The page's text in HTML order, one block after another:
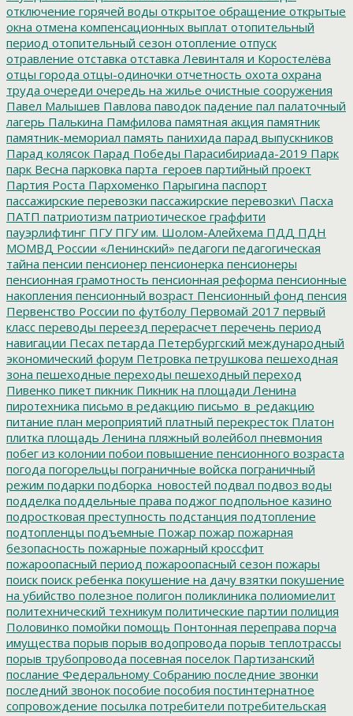
отключение горячей воды открытое обращение открытые
окна отмена компенсационных выплат отопительный
период отопительный сезон отопление отпуск
отравление отставка отставка Левинталя и Коростелёва
отцы города отцы-одиночки отчетность охота охрана
труда очереди очередь на жилье очистные сооружения
Павел Малышев Павлова паводок падение пал палаточный
лагерь Палькина Памфилова памятная акция памятник
памятник-мемориал память панихида парад выпускников
Парад колясок Парад Победы Парасибириада-2019 Парк
парк Весна парковка парта_героев партийный проект
Партия Роста Пархоменко Парыгина паспорт
пассажирские перевозки пассажирские перевозки\ Пасха
ПАТП патриотизм патриотическое граффити
пауэрлифтинг ПГУПГУ им. Шолом-Алейхема ПДД ПДН
МОМВД России «Ленинский» педагоги педагогическая
тайна пенсии пенсионер пенсионерка пенсионеры
пенсионная грамотность пенсионная реформа пенсионные
накопления пенсионный возраст Пенсионный фонд пенсия
Первенство России по футболу Первомай 2017 первый
класс переводы переезд перерасчет перечень период
навигации Песах петарда Петербургский международный
экономический форум Петровка петрушкова пешеходная
зона пешеходные переходы пешеходный переход
Пивенко пикет пикник Пикник на площади Ленина
пиротехника письмо в редакцию письмо_в_редакцию
питание план мероприятий платный перекресток Платон
плитка площадь Ленина пляжный волейбол пневмония
побег из колонии побои повышение пенсионного возраста
погода погорельцы пограничные войска пограничный
режим подарки подборка_новостей подвал подвоз воды
подделка поддельные права поджог подпольное казино
подростковая преступность подстанция подтопление
подтопленцы подъемные Пожар пожар пожарная
безопасность пожарные пожарный кроссфит
пожароопасный период пожароопасный сезон пожары
поиск поиск ребенка покушение на дачу взятки покушение
на убийство полезное полигон поликлиника полиомиелит
политехнический техникум политические партии полиция
Половинко помойки помощь Понтонная переправа порча
имущества порыв порыв водопровода порыв теплотрассы
порыв трубопровода посевная поселок Партизанский
послание Федеральному Собранию последние звонки
последний звонок пособие пособия постинтернатное
сопровождение посылка потребители потребительская